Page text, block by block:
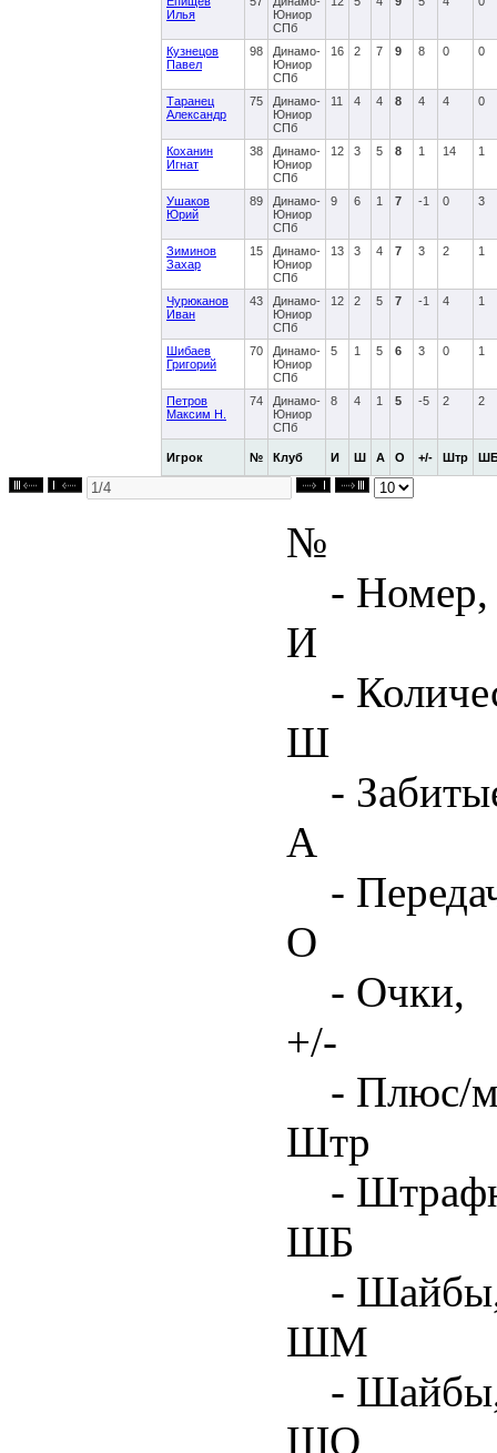
Игрок № Клуб И Ш А О +/- Штр
Илья
Юниор
СПб
Кузнецов
Павел
98
Динамо-
Юниор
СПб
16 2 7 9 8 0 0
Таранец
Александр
75
Динамо-
Юниор
СПб
11 4 4 8 4 4 0
Коханин
Игнат
38
Динамо-
Юниор
СПб
12 3 5 8 1 14 1
Ушаков
Юрий
89
Динамо-
Юниор
СПб
9 6 1 7 -1 0 3
Зиминов
Захар
15
Динамо-
Юниор
СПб
13 3 4 7 3 2 1
Чурюканов
Иван
43
Динамо-
Юниор
СПб
12 2 5 7 -1 4 1
Шибаев
Григорий
70
Динамо-
Юниор
СПб
5 1 5 6 3 0 1
Петров
Максим Н.
74
Динамо-
Юниор
СПб
8 4 1 5 -5 2 2
№
- Номер,
И
-
Ш
-
А
-
О
- Очки,
+/-
- Плюс/
Штр
-
ШБ
- Шайбы,
ШМ
- Шайбы,
ШО